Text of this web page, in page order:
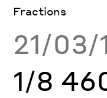
Fractions
21/03/
1/8